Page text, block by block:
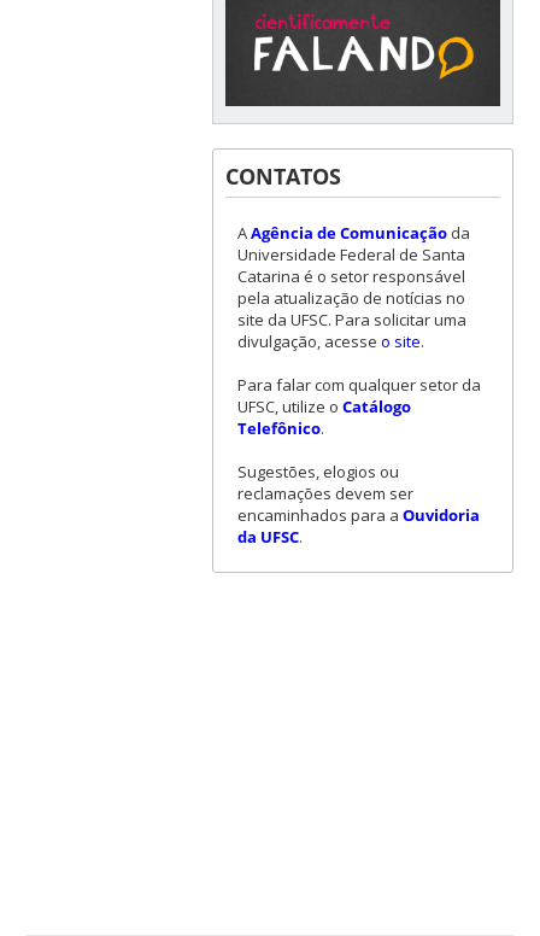
CONTATOS
AAgência de Comunicaçãoda
Universidade Federal de Santa
Catarina é o setor responsável
pela atualização de notícias no
site da UFSC. Para solicitar uma
divulgação, acesse o site.
Para falar com qualquer setor da
UFSC, utilize o Catálogo
Telefônico.
Sugestões, elogios ou
reclamações devem ser
encaminhados para a Ouvidoria
da UFSC.